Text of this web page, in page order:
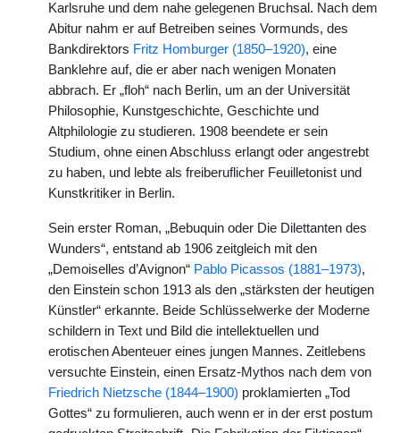
Karlsruhe und dem nahe gelegenen Bruchsal. Nach dem
Abitur nahm er auf Betreiben seines Vormunds, des
Bankdirektors Fritz Homburger (1850–1920), eine
Banklehre auf, die er aber nach wenigen Monaten
abbrach. Er „floh“ nach Berlin, um an der Universität
Philosophie, Kunstgeschichte, Geschichte und
Altphilologie zu studieren. 1908 beendete er sein
Studium, ohne einen Abschluss erlangt oder angestrebt
zu haben, und lebte als freiberuflicher Feuilletonist und
Kunstkritiker in Berlin.
Sein erster Roman, „Bebuquin oder Die Dilettanten des
Wunders“, entstand ab 1906 zeitgleich mit den
„Demoiselles d’Avignon“ Pablo Picassos (1881–1973),
den Einstein schon 1913 als den „stärksten der heutigen
Künstler“ erkannte. Beide Schlüsselwerke der Moderne
schildern in Text und Bild die intellektuellen und
erotischen Abenteuer eines jungen Mannes. Zeitlebens
versuchte Einstein, einen Ersatz-Mythos nach dem von
Friedrich Nietzsche (1844–1900) proklamierten „Tod
Gottes“ zu formulieren, auch wenn er in der erst postum